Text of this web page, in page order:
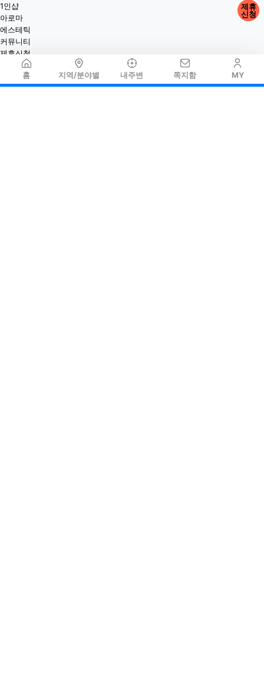
홈 지역/분야별 내주변 쪽지함 MY
1인샵
아로마
에스테틱
커뮤니티
제휴신청
제휴
신청